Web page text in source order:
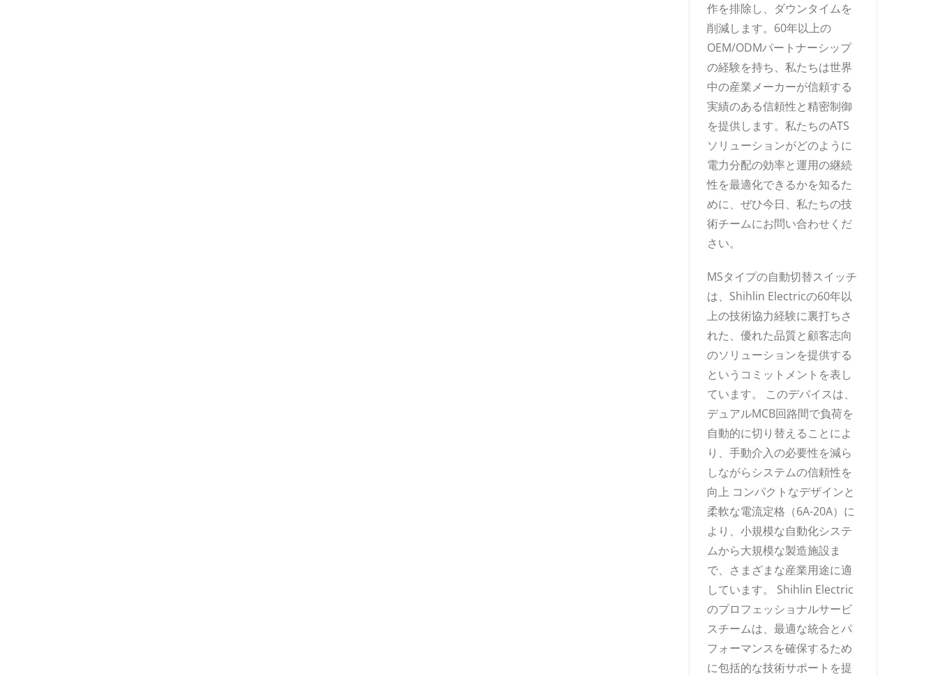
作を排除し、ダウンタイムを
削減します。60年以上の
OEM/ODMパートナーシップ
の経験を持ち、私たちは世界
中の産業メーカーが信頼する
実績のある信頼性と精密制御
を提供します。私たちのATS
ソリューションがどのように
電力分配の効率と運用の継続
性を最適化できるかを知るた
めに、ぜひ今日、私たちの技
術チームにお問い合わせくだ
さい。
MSタイプの自動切替スイッチ
は、Shihlin Electricの60年以
上の技術協力経験に裏打ちさ
れた、優れた品質と顧客志向
のソリューションを提供する
というコミットメントを表し
ています。 このデバイスは、
デュアルMCB回路間で負荷を
自動的に切り替えることによ
り、手動介入の必要性を減ら
しながらシステムの信頼性を
向上 コンパクトなデザインと
柔軟な電流定格（6A-20A）に
より、小規模な自動化システ
ムから大規模な製造施設ま
で、さまざまな産業用途に適
しています。 Shihlin Electric
のプロフェッショナルサービ
スチームは、最適な統合とパ
フォーマンスを確保するため
に包括的な技術サポートを提